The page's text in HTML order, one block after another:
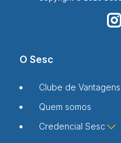
O Sesc
Clube de Vantagens
Quem somos
Credencial Sesc